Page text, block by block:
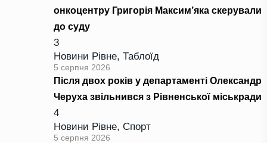
онкоцентру Григорія Максим’яка скерували
до суду
3
Новини Рівне, Таблоїд
5 серпня 2026
Після двох років у департаменті Олександр
Черуха звільнився з Рівненської міськради
4
Новини Рівне, Спорт
5 серпня 2026